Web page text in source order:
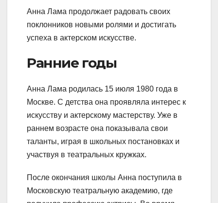
Анна Лама продолжает радовать своих
поклонников новыми ролями и достигать
успеха в актерском искусстве.
Ранние годы
Анна Лама родилась 15 июля 1980 года в
Москве. С детства она проявляла интерес к
искусству и актерскому мастерству. Уже в
раннем возрасте она показывала свои
таланты, играя в школьных постановках и
участвуя в театральных кружках.
После окончания школы Анна поступила в
Московскую театральную академию, где